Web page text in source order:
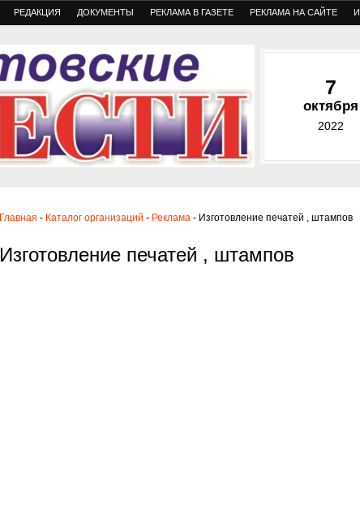
РЕДАКЦИЯ ДОКУМЕНТЫ РЕКЛАМА В ГАЗЕТЕ РЕКЛАМА НА САЙТЕ
7
октября
2022
Главная - Каталог организаций - Реклама - Изготовление печатей , штампов
Изготовление печатей , штампов